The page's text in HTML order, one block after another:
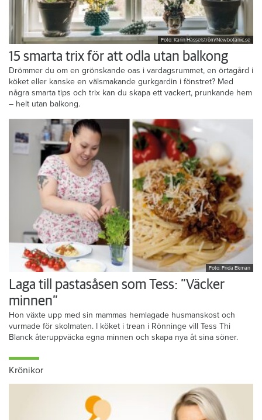
Foto: Karin Hasselström/Newbotanic.se
15 smarta trix för att odla utan balkong
Drömmer du om en grönskande oas i vardagsrummet, en örtagård i
köket eller kanske en välsmakande gurkgardin i fönstret? Med
några smarta tips och trix kan du skapa ett vackert, prunkande hem
– helt utan balkong.
Foto: Frida Ekman
Laga till pastasåsen som Tess: ”Väcker
minnen”
Hon växte upp med sin mammas hemlagade husmanskost och
vurmade för skolmaten. I köket i trean i Rönninge vill Tess Thi
Blanck återuppväcka egna minnen och skapa nya åt sina söner.
Krönikor